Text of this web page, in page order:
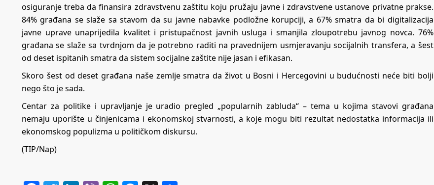
osiguranje treba da finansira zdravstvenu zaštitu koju pružaju javne i zdravstvene ustanove privatne prakse.
84% građana se slaže sa stavom da su javne nabavke podložne korupciji, a 67% smatra da bi digitalizacija
javne uprave unaprijedila kvalitet i pristupačnost javnih usluga i smanjila zloupotrebu javnog novca. 76%
građana se slaže sa tvrdnjom da je potrebno raditi na pravednijem usmjeravanju socijalnih transfera, a šest
od deset ispitanih smatra da sistem socijalne zaštite nije jasan i efikasan.
Skoro šest od deset građana naše zemlje smatra da život u Bosni i Hercegovini u budućnosti neće biti bolji
nego što je sada.
Centar za politike i upravljanje je uradio pregled „popularnih zabluda“ – tema u kojima stavovi građana
nemaju uporište u činjenicama i ekonomskoj stvarnosti, a koje mogu biti rezultat nedostatka informacija ili
ekonomskog populizma u političkom diskursu.
(TIP/Nap)